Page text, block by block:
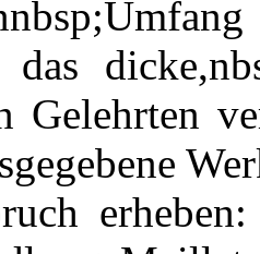
Gelehrten